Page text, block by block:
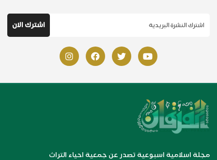
مجلة اسلامية اسبوعية تصدر عن جمعية احياء التراث